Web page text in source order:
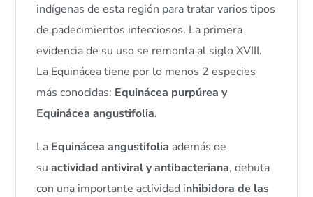
indígenas de esta región para tratar varios tipos
de padecimientos infecciosos. La primera
evidencia de su uso se remonta al siglo XVIII.
La Equinácea tiene por lo menos 2 especies
más conocidas: Equinácea purpúrea y
Equinácea angustifolia.
La Equinácea angustifolia además de
suactividad antiviral y antibacteriana, debuta
con una importante actividad inhibidora de las